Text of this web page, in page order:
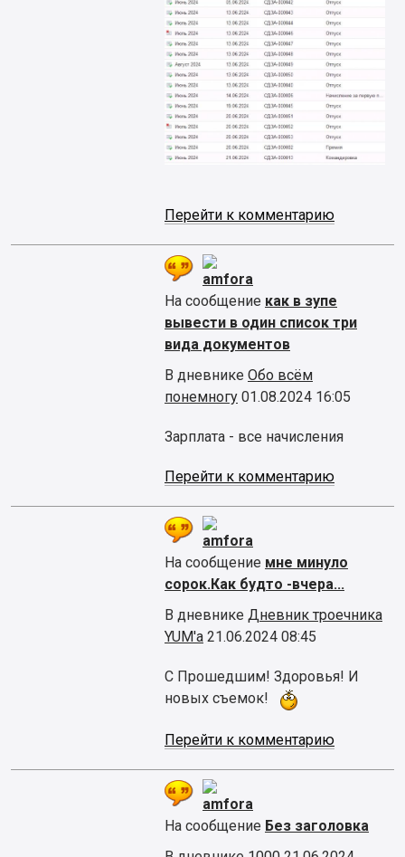
Перейти к комментарию
amfora
На сообщение как в зупе
вывести в один список три
вида документов
В дневнике Обо всём
понемногу 01.08.2024 16:05
Зарплата - все начисления
Перейти к комментарию
amfora
На сообщение мне минуло
сорок.Как будто -вчера...
В дневнике Дневник троечника
YUM'а 21.06.2024 08:45
С Прошедшим! Здоровья! И
новых съемок!
Перейти к комментарию
amfora
На сообщение Без заголовка